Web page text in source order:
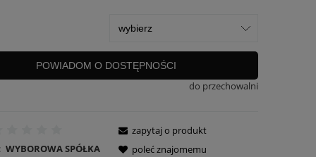
POWIADOM O DOSTĘPNOŚCI
do przechowalni
WYBOROWA SPÓŁKA
zapytaj o produkt
poleć znajomemu